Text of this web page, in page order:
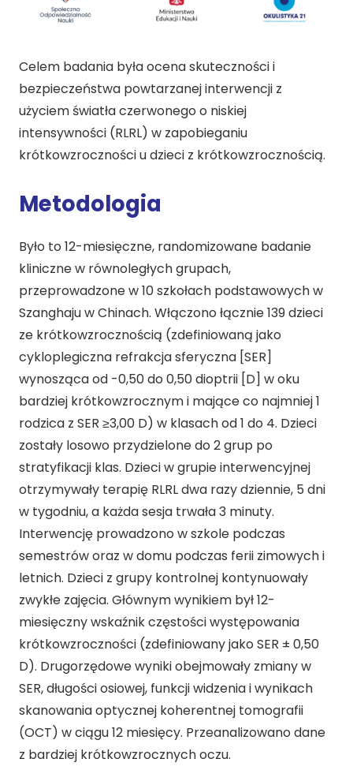
Celem badania była ocena skuteczności i
bezpieczeństwa powtarzanej interwencji z
użyciem światła czerwonego o niskiej
intensywności (RLRL) w zapobieganiu
krótkowzroczności u dzieci z krótkowzrocznością.
Metodologia
Było to 12-miesięczne, randomizowane badanie
kliniczne w równoległych grupach,
przeprowadzone w 10 szkołach podstawowych w
Szanghaju w Chinach. Włączono łącznie 139 dzieci
ze krótkowzrocznością (zdefiniowaną jako
cykloplegiczna refrakcja sferyczna [SER]
wynosząca od -0,50 do 0,50 dioptrii [D] w oku
bardziej krótkowzrocznym i mające co najmniej 1
rodzica z SER ≥3,00 D) w klasach od 1 do 4. Dzieci
zostały losowo przydzielone do 2 grup po
stratyfikacji klas. Dzieci w grupie interwencyjnej
otrzymywały terapię RLRL dwa razy dziennie, 5 dni
w tygodniu, a każda sesja trwała 3 minuty.
Interwencję prowadzono w szkole podczas
semestrów oraz w domu podczas ferii zimowych i
letnich. Dzieci z grupy kontrolnej kontynuowały
zwykłe zajęcia. Głównym wynikiem był 12-
miesięczny wskaźnik częstości występowania
krótkowzroczności (zdefiniowany jako SER ± 0,50
D). Drugorzędowe wyniki obejmowały zmiany w
SER, długości osiowej, funkcji widzenia i wynikach
skanowania optycznej koherentnej tomografii
(OCT) w ciągu 12 miesięcy. Przeanalizowano dane
z bardziej krótkowzrocznych oczu.